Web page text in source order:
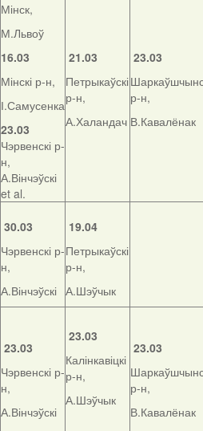
Мінск,
М.Львоў
16.03
Мінскі р-н,
І.Самусенка
23.03
Чэрвенскі р-
н,
А.Вінчэўскі
et al.
21.03
Петрыкаўскі
р-н,
А.Халандач
23.03
р-н,
В.Кавалёнак
30.03
Чэрвенскі р-
н,
А.Вінчэўскі
19.04
Петрыкаўскі
р-н,
А.Шэўчык
23.03
Чэрвенскі р-
н,
А.Вінчэўскі
23.03
Калінкавіцкі
р-н,
А.Шэўчык
23.03
р-н,
В.Кавалёнак